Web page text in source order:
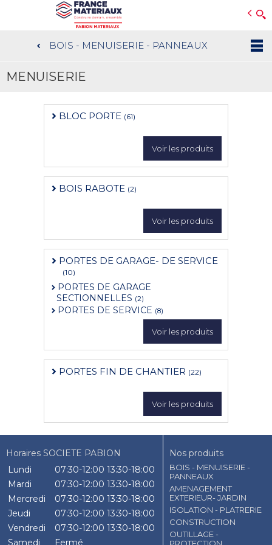
au
contenu
BOIS - MENUISERIE - PANNEAUX
MENUISERIE
BLOC PORTE (61)
Voir les produits
BOIS RABOTE (2)
Voir les produits
PORTES DE GARAGE- DE SERVICE
(10)
PORTES DE GARAGE
SECTIONNELLES (2)
PORTES DE SERVICE (8)
Voir les produits
PORTES FIN DE CHANTIER (22)
Voir les produits
Horaires SOCIETE PABION
Lundi
07:30-12:00 13:30-18:00
Mardi
07:30-12:00 13:30-18:00
Mercredi
07:30-12:00 13:30-18:00
Jeudi
07:30-12:00 13:30-18:00
Vendredi
07:30-12:00 13:30-18:00
Samedi
Fermé
Nos produits
BOIS - MENUISERIE -
PANNEAUX
AMENAGEMENT
EXTERIEUR- JARDIN
ISOLATION - PLATRERIE
CONSTRUCTION
OUTILLAGE -